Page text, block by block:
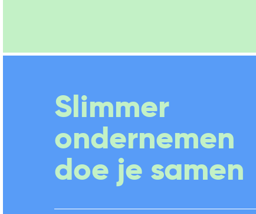
Slimmer
ondernemen
doe je samen